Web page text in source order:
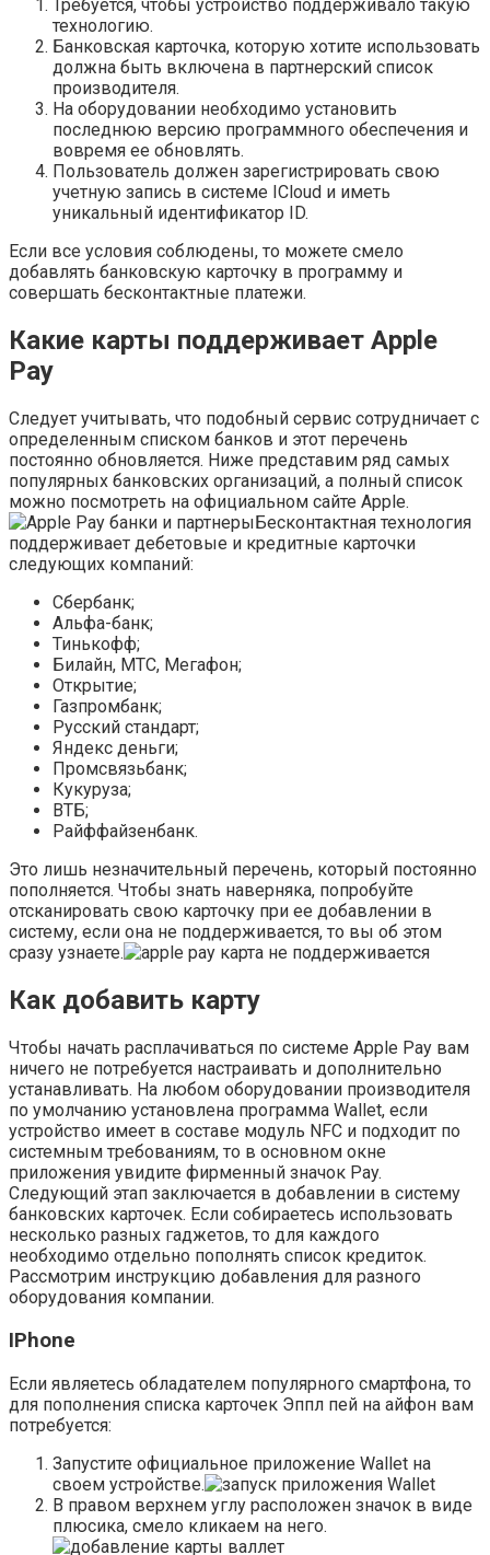
Требуется, чтобы устройство поддерживало такую
технологию.
Банковская карточка, которую хотите использовать
должна быть включена в партнерский список
производителя.
На оборудовании необходимо установить
последнюю версию программного обеспечения и
вовремя ее обновлять.
Пользователь должен зарегистрировать свою
учетную запись в системе ICloud и иметь
уникальный идентификатор ID.
Если все условия соблюдены, то можете смело
добавлять банковскую карточку в программу и
совершать бесконтактные платежи.
Какие карты поддерживает Apple
Pay
Следует учитывать, что подобный сервис сотрудничает с
определенным списком банков и этот перечень
постоянно обновляется. Ниже представим ряд самых
популярных банковских организаций, а полный список
можно посмотреть на официальном сайте Apple.
Бесконтактная технология
поддерживает дебетовые и кредитные карточки
следующих компаний:
Сбербанк;
Альфа-банк;
Тинькофф;
Билайн, МТС, Мегафон;
Открытие;
Газпромбанк;
Русский стандарт;
Яндекс деньги;
Промсвязьбанк;
Кукуруза;
ВТБ;
Райффайзенбанк.
Это лишь незначительный перечень, который постоянно
пополняется. Чтобы знать наверняка, попробуйте
отсканировать свою карточку при ее добавлении в
систему, если она не поддерживается, то вы об этом
сразу узнаете.
Как добавить карту
Чтобы начать расплачиваться по системе Apple Pay вам
ничего не потребуется настраивать и дополнительно
устанавливать. На любом оборудовании производителя
по умолчанию установлена программа Wallet, если
устройство имеет в составе модуль NFC и подходит по
системным требованиям, то в основном окне
приложения увидите фирменный значок Pay.
Следующий этап заключается в добавлении в систему
банковских карточек. Если собираетесь использовать
несколько разных гаджетов, то для каждого
необходимо отдельно пополнять список кредиток.
Рассмотрим инструкцию добавления для разного
оборудования компании.
IPhone
Если являетесь обладателем популярного смартфона, то
для пополнения списка карточек Эппл пей на айфон вам
потребуется:
Запустите официальное приложение Wallet на
своем устройстве.
В правом верхнем углу расположен значок в виде
плюсика, смело кликаем на него.